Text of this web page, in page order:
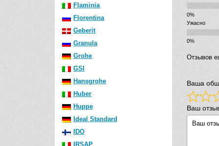
Flaminia
Florentina
Geberit
Granula
Grohe
GSI
Hansgrohe
Huber
Huppe
Ideal Standard
IDO
IRSAP
Ужасно
Отзывов
Ваша
Ваш